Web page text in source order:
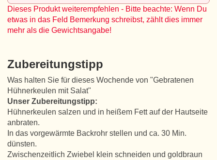
Dieses Produkt weiterempfehlen - Bitte beachte: Wenn Du
etwas in das Feld Bemerkung schreibst, zählt dies immer
mehr als die Gewichtsangabe!
Zubereitungstipp
Was halten Sie für dieses Wochende von "Gebratenen
Hühnerkeulen mit Salat"
Unser Zubereitungstipp:
Hühnerkeulen salzen und in heißem Fett auf der Hautseite
anbraten.
In das vorgewärmte Backrohr stellen und ca. 30 Min.
dünsten.
Zwischenzeitlich Zwiebel klein schneiden und goldbraun